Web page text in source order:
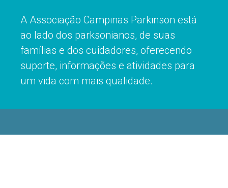
A Associação Campinas Parkinson está
ao lado dos parksonianos, de suas
famílias e dos cuidadores, oferecendo
suporte, informações e atividades para
um vida com mais qualidade.